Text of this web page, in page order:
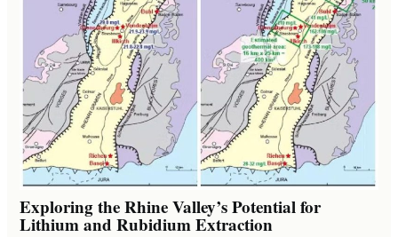
Exploring the Rhine Valley’s Potential for
Lithium and Rubidium Extraction